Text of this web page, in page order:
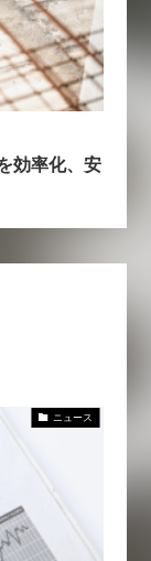
効率化、安
ニュース